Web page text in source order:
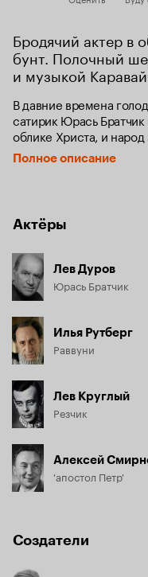
Бродячий актер в
бунт. Полочный
и музыкой
В давние времена
сатирик Юрась
облике Христа, и
использовать хитрый
приказу кардинала
ведет толпу к
Юрась с друзьями
войско кардинала.
Полное описание
Актёры
Лев Дуров
Юрась Братчик
Илья Рутберг
Раввуни
Лев Круглый
Резчик
Алексей
'апостол Петр'
Создатели